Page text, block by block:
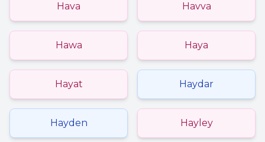
Hava Havva
Hawa Haya
Hayat Haydar
Hayden Hayley